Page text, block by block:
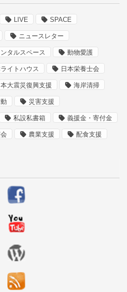
LIVE SPACE
ニュースレター
ンタルスペース 動物愛護
ライトハウス 日本栄養士会
大震災復興支援 海岸清掃
災害支援
私設私書箱 義援金・寄付金
農業支援 配食支援